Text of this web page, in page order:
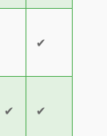
✔
✔ ✔